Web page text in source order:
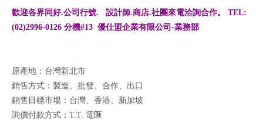
歡迎各界同好.公司行號. 設計師.商店.社團來電洽詢合作。 TEL:
(02)2996-0126 分機#13 優仕盟企業有限公司-業務部
原產地：台灣新北市
銷售方式：製造、批發、合作、出口
銷售目標市場：台灣、香港、新加坡
詢價付款方式：T.T. 電匯